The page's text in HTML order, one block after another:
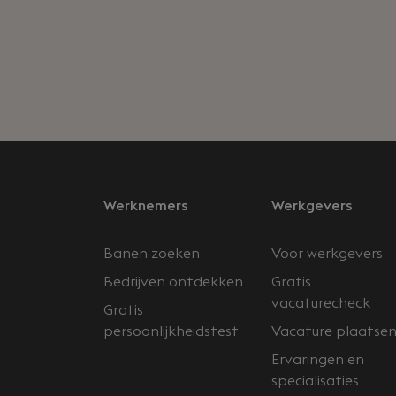
Werknemers
Banen zoeken
Bedrijven ontdekken
Gratis
persoonlijkheidstest
Werkgevers
Voor werkgevers
Gratis
vacaturecheck
Vacature plaatsen
Ervaringen en
specialisaties